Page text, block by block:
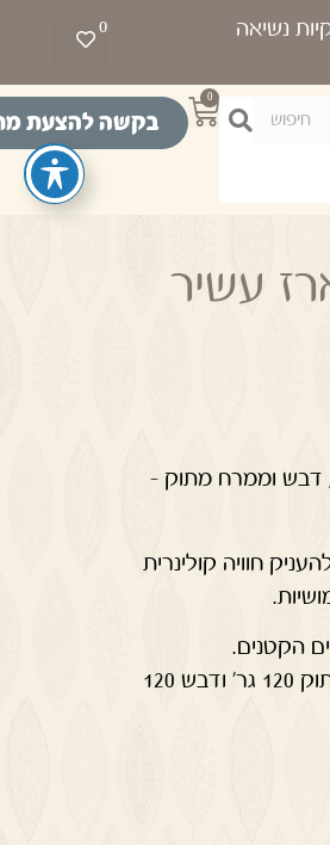
0
0
בקשה להצעת
עשיר
דבש וממרח מתוק –
חוויה קולינרית
הקטנים.
קרש הגשה עם יין ברקן 750 מל', שמן זית 250 מל', ממרח מתוק 120 גר' ודבש 120